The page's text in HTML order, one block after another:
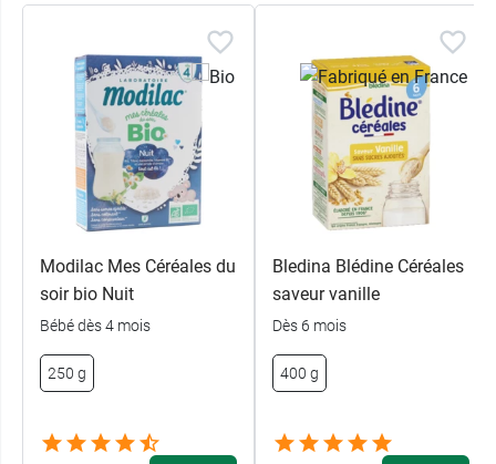
Modilac Mes Céréales du
soir bio Nuit
Bébé dès 4 mois
250 g
Bledina Blédine Céréales
saveur vanille
Dès 6 mois
400 g